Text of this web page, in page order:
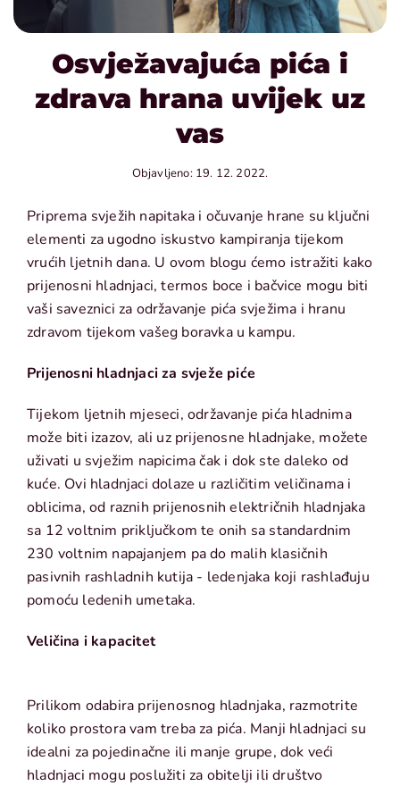
Osvježavajuća pića i
zdrava hrana uvijek uz
vas
Objavljeno: 19. 12. 2022.
Priprema svježih napitaka i očuvanje hrane su ključni
elementi za ugodno iskustvo kampiranja tijekom
vrućih ljetnih dana. U ovom blogu ćemo istražiti kako
prijenosni hladnjaci, termos boce i bačvice mogu biti
vaši saveznici za održavanje pića svježima i hranu
zdravom tijekom vašeg boravka u kampu.
Prijenosni hladnjaci za svježe piće
Tijekom ljetnih mjeseci, održavanje pića hladnima
može biti izazov, ali uz prijenosne hladnjake, možete
uživati u svježim napicima čak i dok ste daleko od
kuće. Ovi hladnjaci dolaze u različitim veličinama i
oblicima, od raznih prijenosnih električnih hladnjaka
sa 12 voltnim priključkom te onih sa standardnim
230 voltnim napajanjem pa do malih klasičnih
pasivnih rashladnih kutija - ledenjaka koji rashlađuju
pomoću ledenih umetaka.
Veličina i kapacitet
Prilikom odabira prijenosnog hladnjaka, razmotrite
koliko prostora vam treba za pića. Manji hladnjaci su
idealni za pojedinačne ili manje grupe, dok veći
hladnjaci mogu poslužiti za obitelji ili društvo